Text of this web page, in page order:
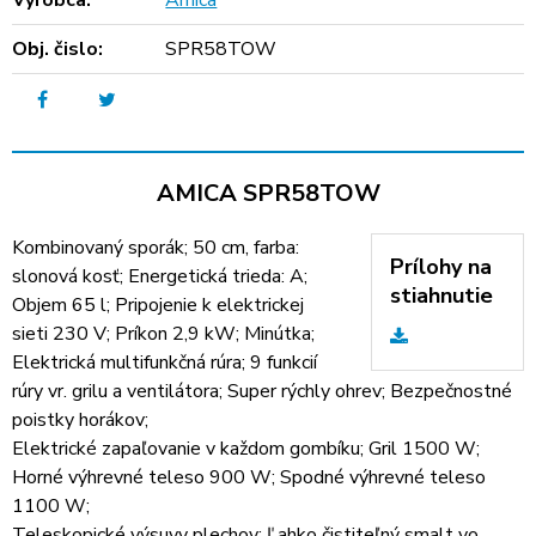
Obj. čislo:
SPR58TOW
AMICA SPR58TOW
Prílohy na
stiahnutie
Kombinovaný sporák; 50 cm, farba:
slonová kosť; Energetická trieda: A;
Objem 65 l; Pripojenie k elektrickej
sieti 230 V; Príkon 2,9 kW; Minútka;
Elektrická multifunkčná rúra; 9 funkcií
rúry vr. grilu a ventilátora; Super rýchly ohrev; Bezpečnostné
poistky horákov;
Elektrické zapaľovanie v každom gombíku; Gril 1500 W;
Horné výhrevné teleso 900 W; Spodné výhrevné teleso
1100 W;